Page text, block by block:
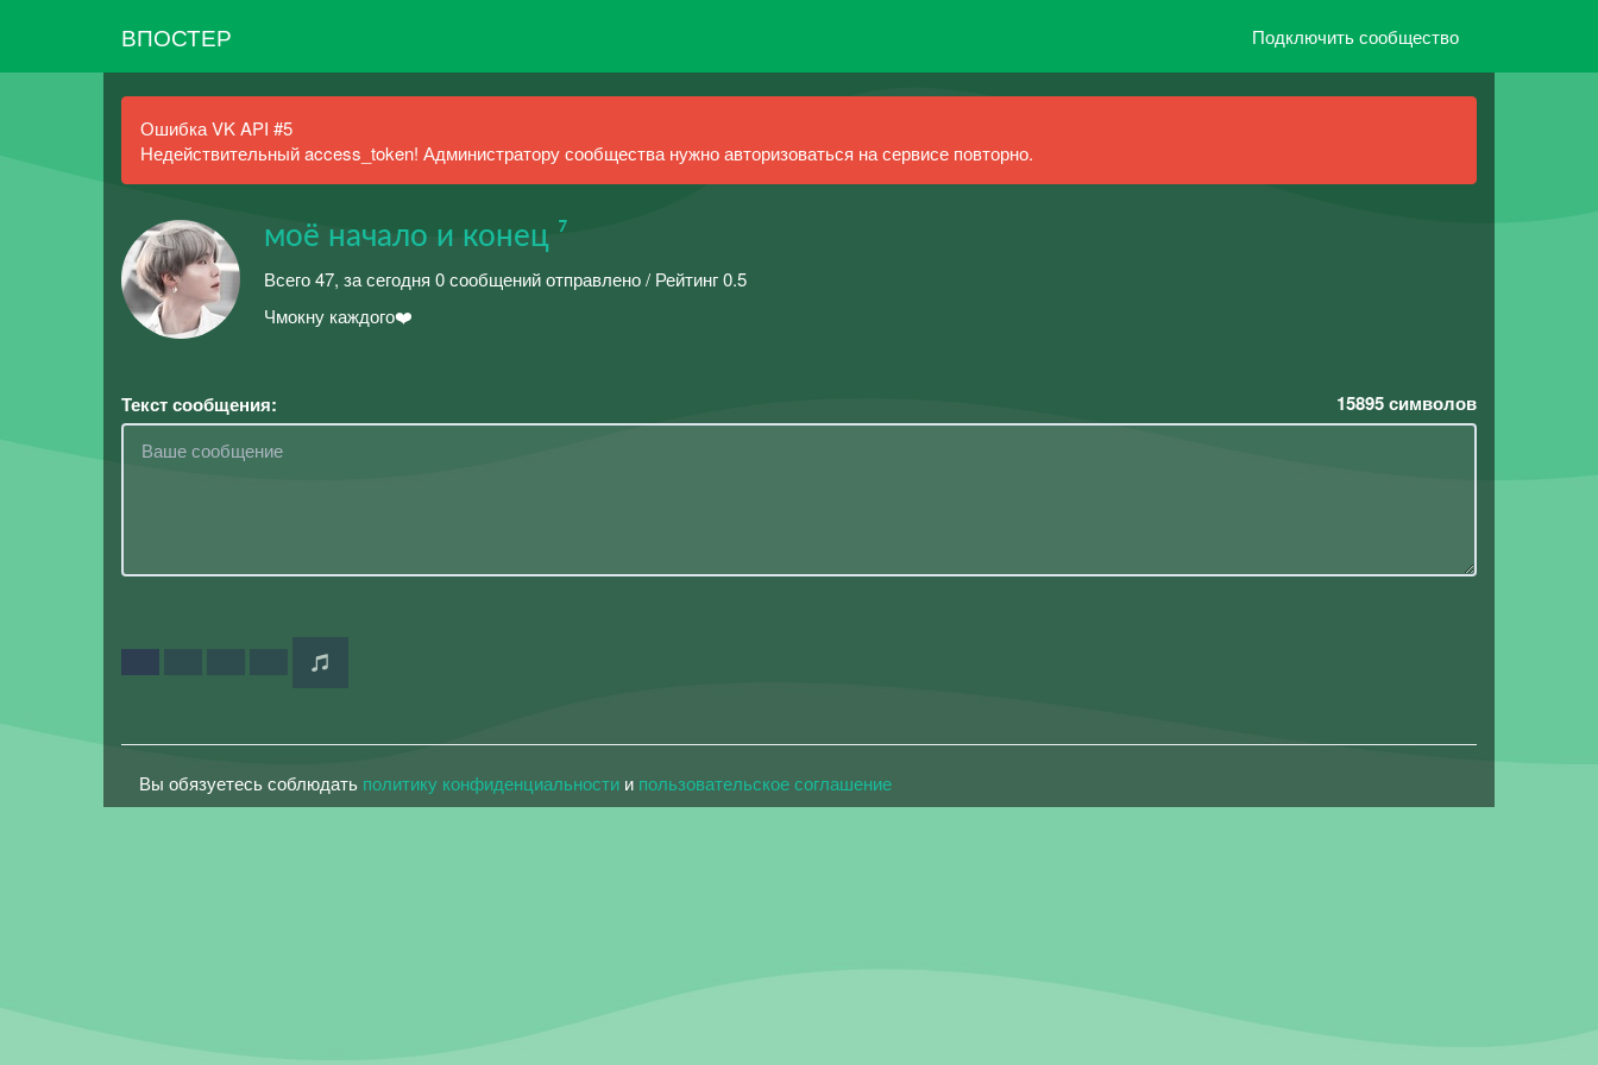
ВПОСТЕР Подключить сообщество
Ошибка VK API #5
Недействительный access_token! Администратору сообщества нужно авторизоваться на сервисе повторно.
моё начало и конец ⁷
Всего 47, за сегодня 0 сообщений отправлено / Рейтинг 0.5
Чмокну каждого❤️
Текст сообщения: 15895символов
Вы обязуетесь соблюдать политику конфиденциальности и пользовательское соглашение